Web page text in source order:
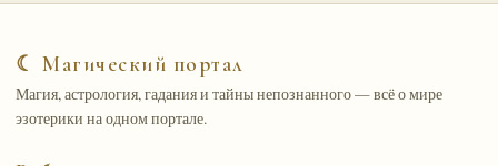
☾ Магический портал
Магия, астрология, гадания и тайны непознанного — всё о мире
эзотерики на одном портале.